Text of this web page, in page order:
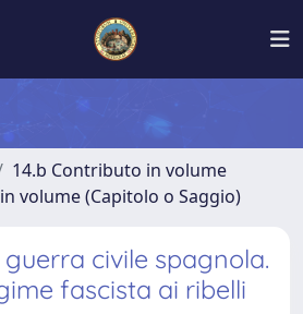
14.b Contributo in volume
volume (Capitolo o Saggio)
guerra civile spagnola.
fascista ai ribelli